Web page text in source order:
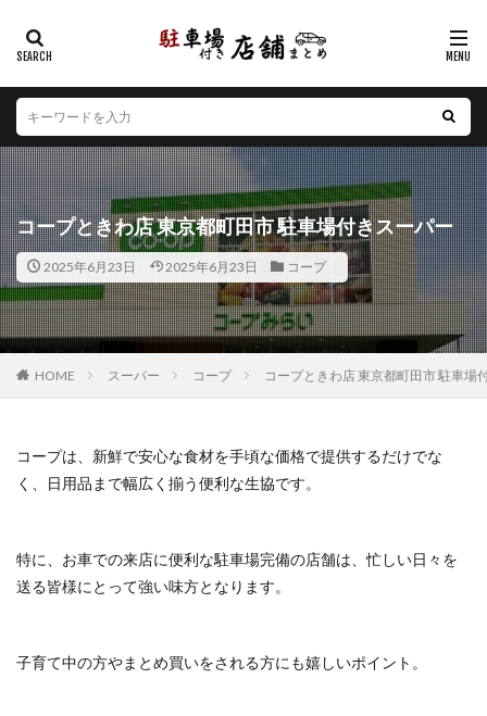
コープときわ店 東京都町田市 駐車場付きスーパー
2025年6月23日 2025年6月23日 コープ
HOME スーパー コープ コープときわ店 東京都町田市 駐車場
コープは、新鮮で安心な食材を手頃な価格で提供するだけでな
く、日用品まで幅広く揃う便利な生協です。
特に、お車での来店に便利な駐車場完備の店舗は、忙しい日々を
送る皆様にとって強い味方となります。
子育て中の方やまとめ買いをされる方にも嬉しいポイント。
カテゴリー
エリア
北海道 青森県 岩手県 宮城県
秋田県
山形県
福島県 茨城県 栃木県
群馬県
埼玉県
千葉県 東京都 神奈川県
新潟県
山梨県
長野県 富山県 石川県
福井県
岐阜県
静岡県 愛知県 三重県
滋賀県
京都府
大阪府 兵庫県 奈良県
和歌山県
岡山県 広島県
山口県
徳島県
香川県 愛媛県 高知県
福岡県
鹿児島県
沖縄県